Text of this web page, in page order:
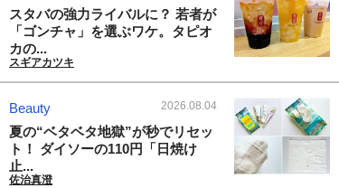
スタバの強力ライバルに？ 若者が
「ゴンチャ」を選ぶワケ。タピオ
カの...
スギアカツキ
Beauty 2026.08.04
夏の“ベタベタ地獄”が秒でリセッ
ト！ ダイソーの110円「日焼け
止...
佐治真澄